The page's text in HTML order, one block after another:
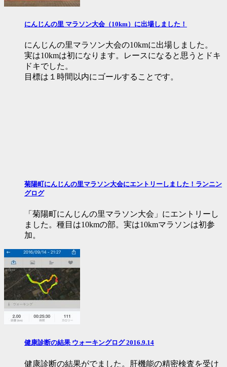
にんじんの里 マラソン大会（10km）に出場しました！
にんじんの里マラソン大会の10kmに出場しました。
実は10kmは初になります。レースになると思うとドキ
ドキでした。
目標は１時間以内にゴールすることです。
菊陽町にんじんの里マラソン大会にエントリーしました！ランニン
グログ
「菊陽町にんじんの里マラソン大会」にエントリーし
ました。種目は10kmの部。実は10kmマラソンは初参
加。
健康診断の結果 ウォーキングログ 2016.9.14
健康診断の結果がでました。肝機能の精密検査を受け